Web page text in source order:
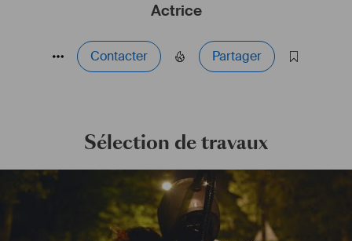
Actrice
Contacter Partager
Sélection de travaux